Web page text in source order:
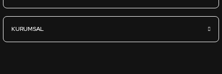
KURUMSAL